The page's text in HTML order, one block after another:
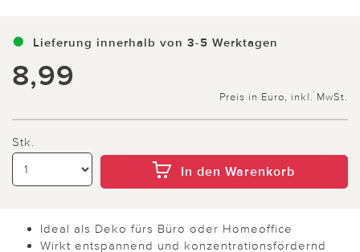
Lieferung innerhalb von 3-5 Werktagen
8,99
Preis in Euro, inkl. MwSt.
Stk.
In den Warenkorb
Ideal als Deko fürs Büro oder Homeoffice
Wirkt entspannend und konzentrationsfördernd